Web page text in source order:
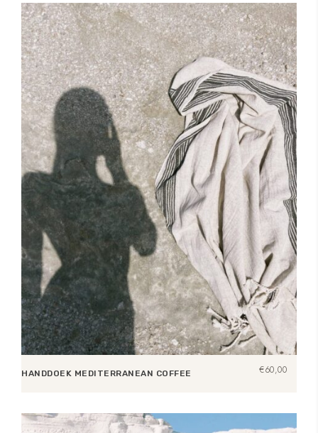
HANDDOEK MEDITERRANEAN COFFEE €60,00